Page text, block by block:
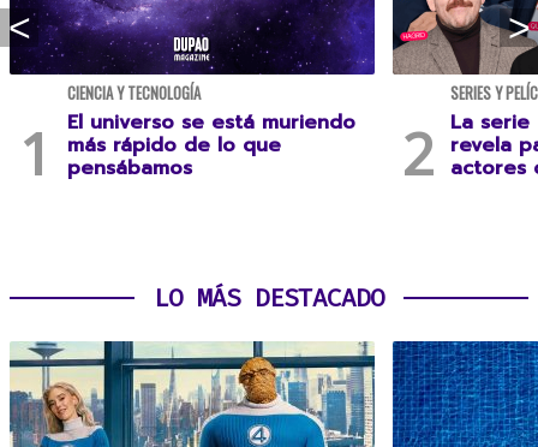
CIENCIA Y TECNOLOGÍA
El universo se está muriendo
más rápido de lo que
pensábamos
SERIES Y
La
revela
actores
LO MÁS DESTACADO